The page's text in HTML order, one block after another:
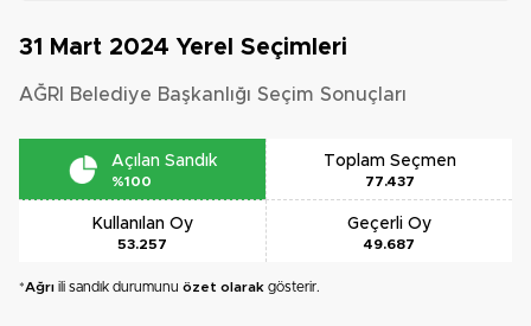
31 Mart 2024 Yerel Seçimleri
AĞRI Belediye Başkanlığı Seçim Sonuçları
Açılan Sandık
%100
Toplam Seçmen
77.437
Kullanılan Oy
53.257
Geçerli Oy
49.687
*Ağrı ili sandık durumunu özet olarak gösterir.